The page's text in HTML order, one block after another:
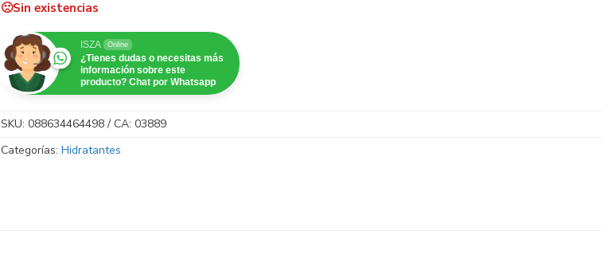
líneas finas y arrugas.
– La vitamina B3 ayuda a mejorar la apariencia de líneas finas y arrugas.
Sin existencias
ISZA Online
¿Tienes dudas o necesitas más
información sobre este
producto? Chat por Whatsapp
SKU: 088634464498 / CA: 03889
Categorías: Hidratantes